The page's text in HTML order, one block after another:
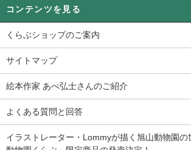
コンテンツを見る
くらぶショップのご案内
サイトマップ
絵本作家 あべ弘士さんのご紹介
よくある質問と回答
イラストレーター・Lommyが描く旭山動物園